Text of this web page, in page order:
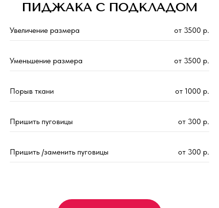
ПИДЖАКА С ПОДКЛАДОМ
Увеличение размера от 3500 р.
Уменьшение размера от 3500 р.
Порыв ткани от 1000 р.
Пришить пуговицы от 300 р.
Пришить /заменить пуговицы от 300 р.